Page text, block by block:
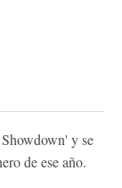
y se
de ese año.